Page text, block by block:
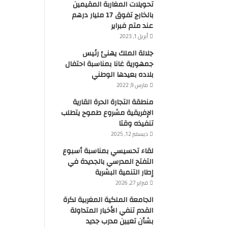
تحويلات المغاربة المقيمين
بالخارج تفوق 17 مليار درهم
عند متم فبراير
أبريل 1, 2023
جلالة الملك يهنئ رئيس
جمهورية غانا بمناسبة احتفال
بلاده بعيدها الوطني
مارس 9, 2022
منطقة التجارة الحرة القارية
الإفريقية مشروع طموح يتطلب
تنفيذه وقتا
ديسمبر 12, 2025
لقاء تحسيسي بمناسبة أسبوع
التفتح المدرسي بالجديدة في
إطار التنمية البشرية
فبراير 27, 2026
الجامعة الملكية المغربية لكرة
القدم تنفي الأخبار المتداولة
بشأن تعيين مدرب جديد